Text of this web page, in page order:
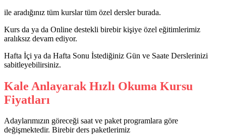
ile aradığınız tüm kurslar tüm özel dersler burada.
Kurs da ya da Online destekli birebir kişiye özel eğitimlerimiz
aralıksız devam ediyor.
Hafta İçi ya da Hafta Sonu İstediğiniz Gün ve Saate Derslerinizi
sabitleyebilirsiniz.
Kale Anlayarak Hızlı Okuma Kursu
Fiyatları
Adaylarımızın göreceği saat ve paket programlara göre
değişmektedir. Birebir ders paketlerimiz